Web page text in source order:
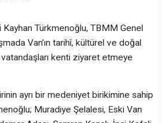
Türkmenoğlu, TBMM Genel
Van’ın tarihî, kültürel ve doğal
kenti ziyaret etmeye
ayrı bir medeniyet birikimine sahip
Muradiye Şelalesi, Eski Van